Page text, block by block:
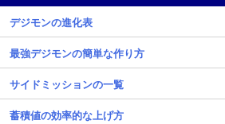
デジモンの進化表
最強デジモンの簡単な作り方
サイドミッションの一覧
蓄積値の効率的な上げ方